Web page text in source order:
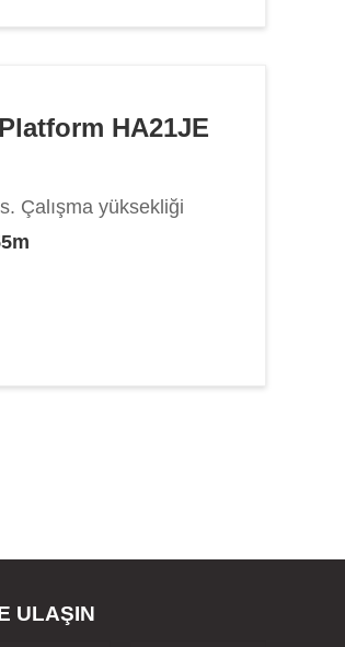
HA21JE
Çalışma yüksekliği
ULAŞIN